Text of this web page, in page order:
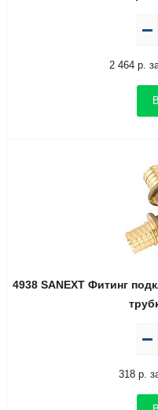
2 464 р.
4938 SANEXT Фитинг
318 р.